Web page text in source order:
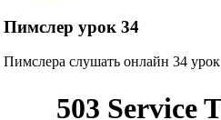
Пимслер урок 34
Пимслера слушать онлайн 34 урок